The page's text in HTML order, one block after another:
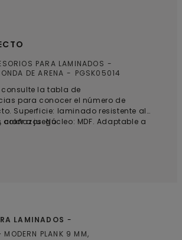
PARA LAMINADOS
DE ARENA
PGSK05014
la tabla de
para conocer el número de
Superficie: laminado resistente al
Núcleo: MDF. Adaptable a
color a juego
LAMINADOS
MODERN PLANK 9 MM,